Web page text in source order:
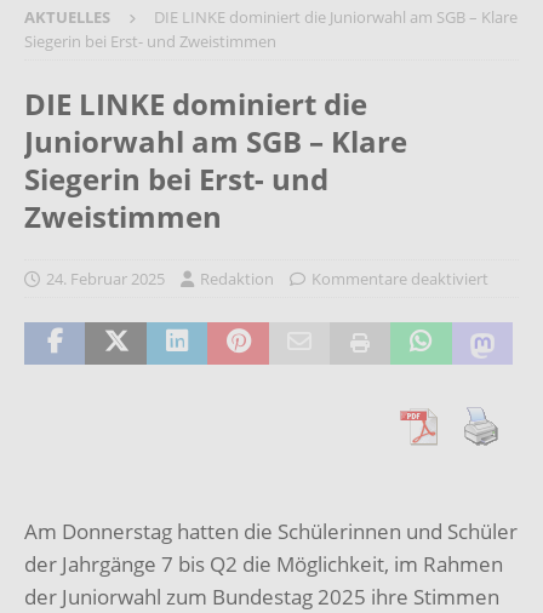
AKTUELLES
DIE LINKE dominiert die Juniorwahl am SGB – Klare
Siegerin bei Erst- und Zweistimmen
DIE LINKE dominiert die
Juniorwahl am SGB – Klare
Siegerin bei Erst- und
Zweistimmen
24. Februar 2025 Redaktion Kommentare deaktiviert
Am Donnerstag hatten die Schülerinnen und Schüler
der Jahrgänge 7 bis Q2 die Möglichkeit, im Rahmen
der Juniorwahl zum Bundestag 2025 ihre Stimmen